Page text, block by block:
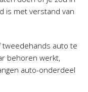
is met verstand van
tweedehands auto te
behoren werkt,
auto-onderdeel